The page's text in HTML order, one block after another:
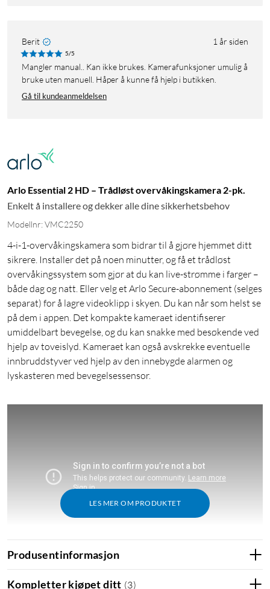
Berit 1 år siden
5/5
Mangler manual.. Kan ikke brukes. Kamerafunksjoner umulig å
bruke uten manuell. Håper å kunne få hjelp i butikken.
Gå til kundeanmeldelsen
Arlo Essential 2 HD – Trådløst overvåkingskamera 2-pk.
Enkelt å installere og dekker alle dine sikkerhetsbehov
Modellnr: VMC2250
4-i-1-overvåkingskamera som bidrar til å gjøre hjemmet ditt
sikrere. Installer det på noen minutter, og få et trådløst
overvåkingssystem som gjør at du kan live-strømme i farger –
både dag og natt. Eller velg et Arlo Secure-abonnement (selges
separat) for å lagre videoklipp i skyen. Du kan når som helst se
på dem i appen. Det kompakte kameraet identifiserer
umiddelbart bevegelse, og du kan snakke med besøkende ved
hjelp av toveislyd. Kameraet kan også avskrekke eventuelle
innbruddstyver ved hjelp av den innebygde alarmen og
lyskasteren med bevegelsessensor.
LES MER OM PRODUKTET
Funksjoner
Produsentinformasjon
Kompletter kjøpet ditt (3)